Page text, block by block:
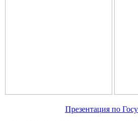
Презентация по